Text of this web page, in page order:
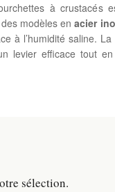
à crustacés
modèles enacier
à l’humidité saline.
levier efficace tout
sélection.